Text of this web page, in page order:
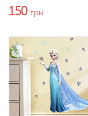
150 грн